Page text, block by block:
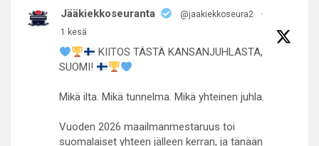
Jääkiekkoseuranta @jaakiekkoseura2
·
1 kesä
KIITOS TÄSTÄ KANSANJUHLASTA,
SUOMI!
Mikä ilta. Mikä tunnelma. Mikä yhteinen juhla.
Vuoden 2026 maailmanmestaruus toi
suomalaiset yhteen jälleen kerran, ja tänään